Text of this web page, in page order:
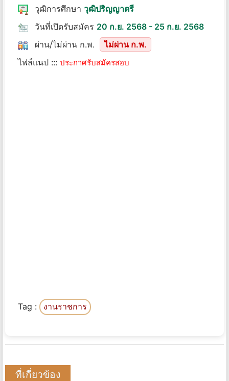
วุฒิการศึกษา วุฒิปริญญาตรี
วันที่เปิดรับสมัคร 20 ก.ย. 2568 - 25 ก.ย. 2568
ผ่าน/ไม่ผ่าน ก.พ.
ไม่ผ่าน ก.พ.
ไฟล์แนป ::: ประกาศรับสมัครสอบ
Tag : งานราชการ
ที่เกี่ยวข้อง